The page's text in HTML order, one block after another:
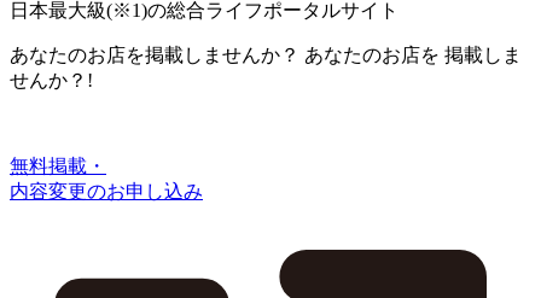
日本最大級(※1)の総合ライフポータルサイト
あなたのお店を掲載しませんか？ あなたのお店を 掲載しま
せんか？!
無料掲載・
内容変更のお申し込み